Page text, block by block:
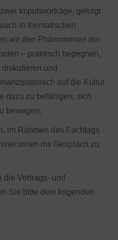
Impulsvorträge, gefolgt
in thematischen
wir den Phänomenen der
– praktisch begegnen,
und
auf die Kultur
dazu zu befähigen, sich
bewegen.
im Rahmen des Fachtags
ins Gespräch zu
die Vortrags- und
Sie bitte dem folgenden